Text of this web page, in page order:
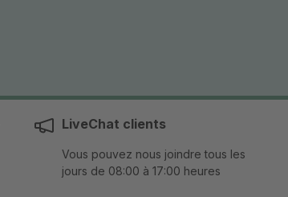
LiveChat clients
Vous pouvez nous joindre tous les
jours de 08:00 à 17:00 heures